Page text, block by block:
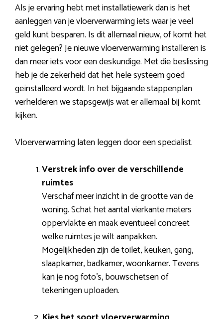
Als je ervaring hebt met installatiewerk dan is het
aanleggen van je vloerverwarming iets waar je veel
geld kunt besparen. Is dit allemaal nieuw, of komt het
niet gelegen? Je nieuwe vloerverwarming installeren is
dan meer iets voor een deskundige. Met die beslissing
heb je de zekerheid dat het hele systeem goed
geïnstalleerd wordt. In het bijgaande stappenplan
verhelderen we stapsgewijs wat er allemaal bij komt
kijken.
Vloerverwarming laten leggen door een specialist.
Verstrek info over de verschillende
ruimtes
Verschaf meer inzicht in de grootte van de
woning. Schat het aantal vierkante meters
oppervlakte en maak eventueel concreet
welke ruimtes je wilt aanpakken.
Mogelijkheden zijn de toilet, keuken, gang,
slaapkamer, badkamer, woonkamer. Tevens
kan je nog foto’s, bouwschetsen of
tekeningen uploaden.